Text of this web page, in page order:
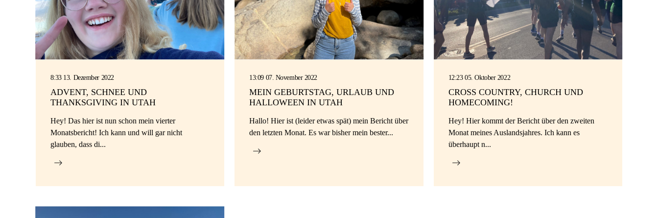
8:33 13. Dezember 2022
ADVENT, SCHNEE UND
THANKSGIVING IN UTAH
Hey! Das hier ist nun schon mein vierter
Monatsbericht! Ich kann und will gar nicht
glauben, dass di...
13:09 07. November 2022
MEIN GEBURTSTAG, URLAUB UND
HALLOWEEN IN UTAH
Hallo! Hier ist (leider etwas spät) mein Bericht über
den letzten Monat. Es war bisher mein bester...
12:23 05. Oktober 2022
CROSS COUNTRY, CHURCH UND
HOMECOMING!
Hey! Hier kommt der Bericht über den zweiten
Monat meines Auslandsjahres. Ich kann es
überhaupt n...